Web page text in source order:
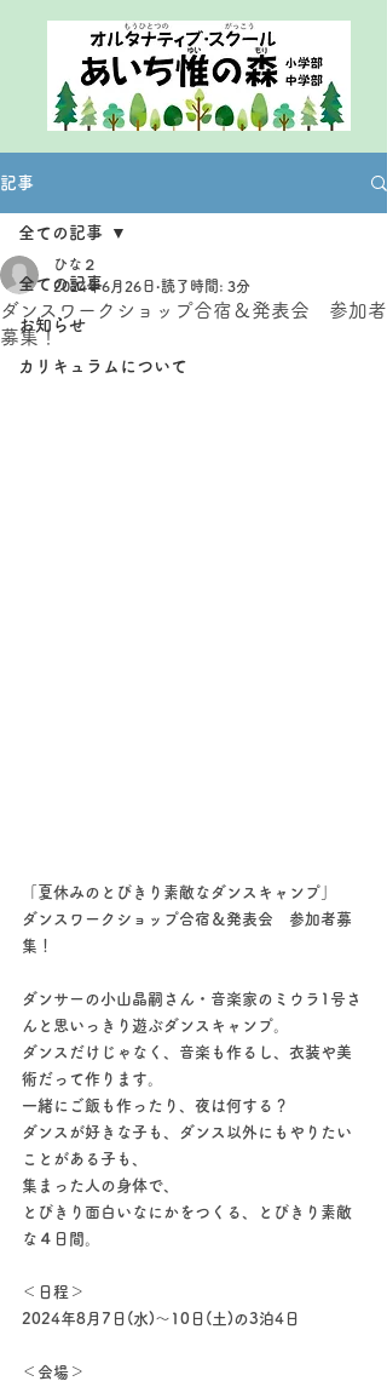
記事
全ての記事
お知らせ
カリキュラムについて
全ての記事
ダンスワークショップ合宿＆発表会 参加者
募集！
ひな２
2024年6月26日 読了時間: 3分
「夏休みのとびきり素敵なダンスキャンプ」
ダンスワークショップ合宿＆発表会　参加者募
集！
ダンサーの小山晶嗣さん・音楽家のミウラ1号さ
んと思いっきり遊ぶダンスキャンプ。
ダンスだけじゃなく、音楽も作るし、衣装や美
術だって作ります。
一緒にご飯も作ったり、夜は何する？
ダンスが好きな子も、ダンス以外にもやりたい
ことがある子も、
集まった人の身体で、
とびきり面白いなにかをつくる、とびきり素敵
な４日間。
＜日程＞
2024年8月7日(水)〜10日(土)の3泊4日
＜会場＞